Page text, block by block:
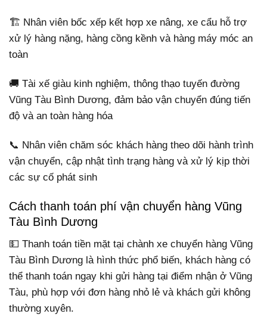
🏗️ Nhân viên bốc xếp kết hợp xe nâng, xe cẩu hỗ trợ
xử lý hàng nặng, hàng cồng kềnh và hàng máy móc an
toàn
🚚 Tài xế giàu kinh nghiệm, thông thạo tuyến đường
Vũng Tàu Bình Dương, đảm bảo vận chuyển đúng tiến
độ và an toàn hàng hóa
📞 Nhân viên chăm sóc khách hàng theo dõi hành trình
vận chuyển, cập nhật tình trạng hàng và xử lý kịp thời
các sự cố phát sinh
Cách thanh toán phí vận chuyển hàng Vũng
Tàu Bình Dương
💵 Thanh toán tiền mặt tại chành xe chuyển hàng Vũng
Tàu Bình Dương là hình thức phổ biến, khách hàng có
thể thanh toán ngay khi gửi hàng tại điểm nhận ở Vũng
Tàu, phù hợp với đơn hàng nhỏ lẻ và khách gửi không
thường xuyên.